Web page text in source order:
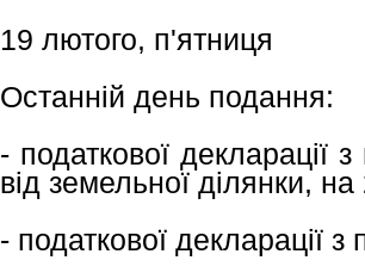
19 лютого, п'ятниця
Останній день подання:
- податкової декларації
від земельної ділянки,
- податкової декларації